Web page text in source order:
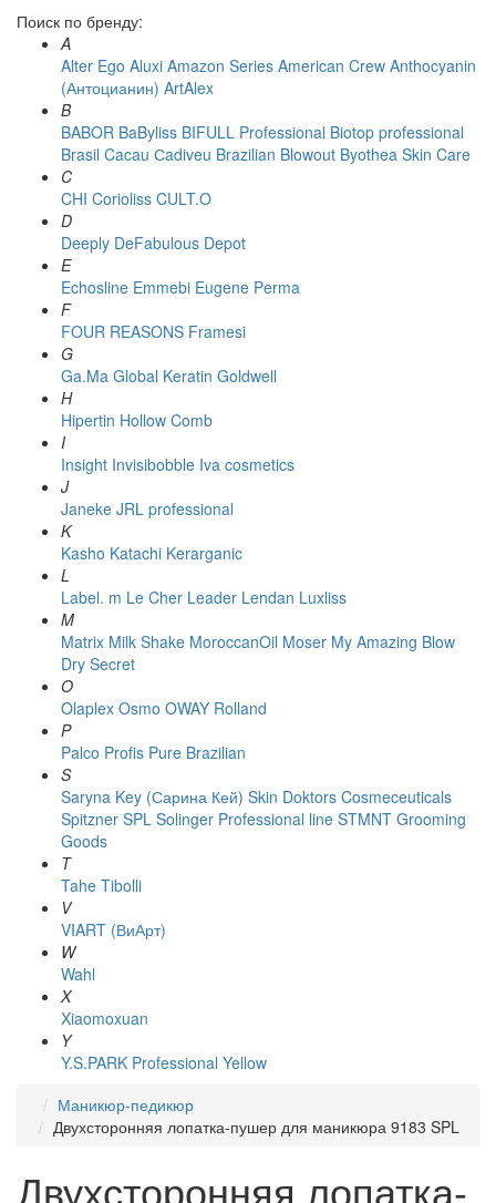
Поиск по бренду:
A
Alter Ego Aluxi Amazon Series American Crew Anthocyanin
(Антоцианин) ArtAlex
B
BABOR BaByliss BIFULL Professional Biotop professional
Brasil Cacau Сadiveu Brazilian Blowout Byothea Skin Care
C
CHI Corioliss CULT.O
D
Deeply DeFabulous Depot
E
Echosline Emmebi Eugene Perma
F
FOUR REASONS Framesi
G
Ga.Ma Global Keratin Goldwell
H
Hipertin Hollow Comb
I
Insight Invisibobble Iva cosmetics
J
Janeke JRL professional
K
Kasho Katachi Kerarganic
L
Label. m Le Cher Leader Lendan Luxliss
M
Matrix Milk Shake MoroccanOil Moser My Amazing Blow
Dry Secret
O
Olaplex Osmo OWAY Rolland
P
Palco Profis Pure Brazilian
S
Saryna Key (Сарина Кей) Skin Doktors Cosmeceuticals
Spitzner SPL Solinger Professional line STMNT Grooming
Goods
T
Tahe Tibolli
V
VIART (ВиАрт)
W
Wahl
X
Xiaomoxuan
Y
Y.S.PARK Professional Yellow
Маникюр-педикюр
Двухсторонняя лопатка-пушер для маникюра 9183 SPL
Двухсторонняя лопатка-